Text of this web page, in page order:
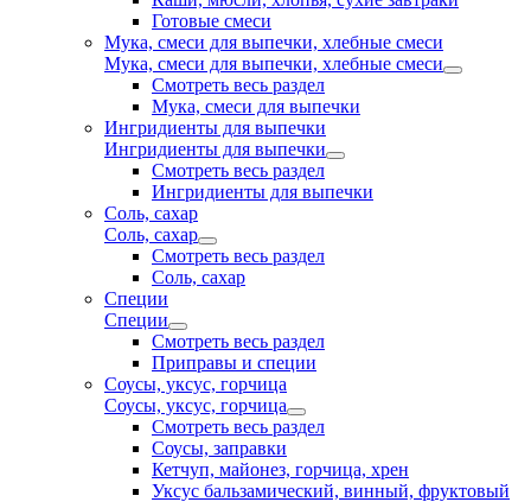
Готовые смеси
Мука, смеси для выпечки, хлебные смеси
Мука, смеси для выпечки, хлебные смеси
Смотреть весь раздел
Мука, смеси для выпечки
Ингридиенты для выпечки
Ингридиенты для выпечки
Смотреть весь раздел
Ингридиенты для выпечки
Соль, сахар
Соль, сахар
Смотреть весь раздел
Соль, сахар
Специи
Специи
Смотреть весь раздел
Приправы и специи
Соусы, уксус, горчица
Соусы, уксус, горчица
Смотреть весь раздел
Соусы, заправки
Кетчуп, майонез, горчица, хрен
Уксус бальзамический, винный, фруктовый